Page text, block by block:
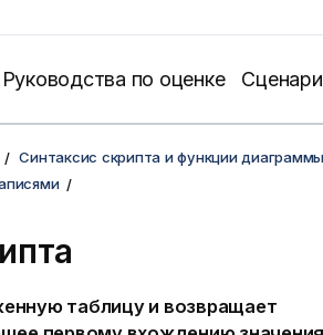
Руководства по оценке
Синтаксис скрипта и функции диаграммы
таблицу и возвращает